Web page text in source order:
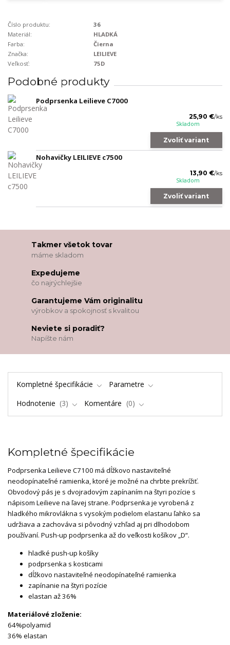
Číslo produktu:
36
Materiál:
HLADKÁ
Farba:
Čierna
Značka:
LEILIEVE
Veľkosť:
75D
Podobné produkty
Podprsenka Leilieve C7000
25,90 €/ks
Skladom
Zvoliť variant
Nohavičky LEILIEVE c7500
13,90 €/ks
Skladom
Zvoliť variant
Takmer všetok tovar
máme skladom
Expedujeme
čo najrýchlejšie
Garantujeme Vám originalitu
výrobkov a spokojnosť s kvalitou
Neviete si poradiť?
Napíšte nám
Kompletné špecifikácie
Parametre
Hodnotenie
3 Komentáre 0
Kompletné špecifikácie
Podprsenka Leilieve C7100 má dĺžkovo nastaviteľné
neodopínateľné ramienka, ktoré je možné na chrbte prekrížiť.
Obvodový pás je s dvojradovým zapínaním na štyri pozície s
nápisom Leilieve na ľavej strane. Podprsenka je vyrobená z
hladkého mikrovlákna s vysokým podielom elastanu ľahko sa
udržiava a zachováva si pôvodný vzhľad aj pri dlhodobom
používaní. Push-up podprsenka až do veľkosti košíkov „D“.
hladké push-up košíky
podprsenka s kosticami
dĺžkovo nastaviteľné neodopínateľné ramienka
zapínanie na štyri pozície
elastan až 36%
Materiálové zloženie:
64%polyamid
36% elastan